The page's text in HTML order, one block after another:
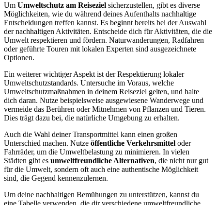
Um Umweltschutz am Reiseziel sicherzustellen, gibt es diverse
Möglichkeiten, wie du während deines Aufenthalts nachhaltige
Entscheidungen treffen kannst. Es beginnt bereits bei der Auswahl
der nachhaltigen Aktivitäten. Entscheide dich für Aktivitäten, die die
Umwelt respektieren und fördern. Naturwanderungen, Radfahren
oder geführte Touren mit lokalen Experten sind ausgezeichnete
Optionen.
Ein weiterer wichtiger Aspekt ist der Respektierung lokaler
Umweltschutzstandards. Untersuche im Voraus, welche
Umweltschutzmaßnahmen in deinem Reiseziel gelten, und halte
dich daran. Nutze beispielsweise ausgewiesene Wanderwege und
vermeide das Berühren oder Mitnehmen von Pflanzen und Tieren.
Dies trägt dazu bei, die natürliche Umgebung zu erhalten.
Auch die Wahl deiner Transportmittel kann einen großen
Unterschied machen. Nutze öffentliche Verkehrsmittel oder
Fahrräder, um die Umweltbelastung zu minimieren. In vielen
Städten gibt es umweltfreundliche Alternativen, die nicht nur gut
für die Umwelt, sondern oft auch eine authentische Möglichkeit
sind, die Gegend kennenzulernen.
Um deine nachhaltigen Bemühungen zu unterstützen, kannst du
eine Tabelle verwenden, die dir verschiedene umweltfreundliche